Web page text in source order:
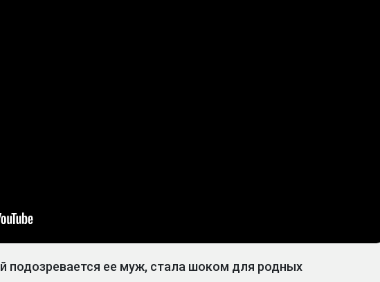
подозревается ее муж, стала шоком для родных